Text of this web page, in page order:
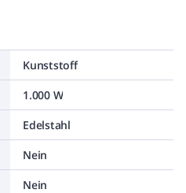
Kunststoff
1.000 W
Edelstahl
Nein
Nein